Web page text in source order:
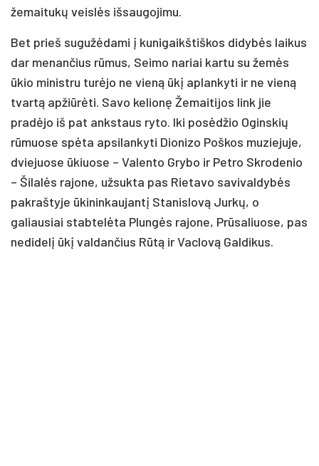
žemaitukų veislės išsaugojimu.
Bet prieš sugužėdami į kunigaikštiškos didybės laikus
dar menančius rūmus, Seimo nariai kartu su žemės
ūkio ministru turėjo ne vieną ūkį aplankyti ir ne vieną
tvartą apžiūrėti. Savo kelionę Žemaitijos link jie
pradėjo iš pat ankstaus ryto. Iki posėdžio Oginskių
rūmuose spėta apsilankyti Dionizo Poškos muziejuje,
dviejuose ūkiuose – Valento Grybo ir Petro Skrodenio
– Šilalės rajone, užsukta pas Rietavo savivaldybės
pakraštyje ūkininkaujantį Stanislovą Jurkų, o
galiausiai stabtelėta Plungės rajone, Prūsaliuose, pas
nedidelį ūkį valdančius Rūtą ir Vaclovą Galdikus.